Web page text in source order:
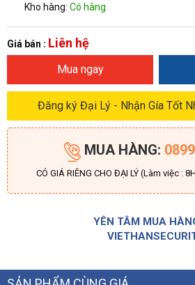
Kho hàng: Có hàng
Giá bán : Liên hệ
Mua ngay
Đăng ký Đại Lý - Nhận Gía Tốt
MUA HÀNG:
CÓ GIÁ RIÊNG CHO ĐẠI LÝ (Làm việc :
YÊN TÂM MUA